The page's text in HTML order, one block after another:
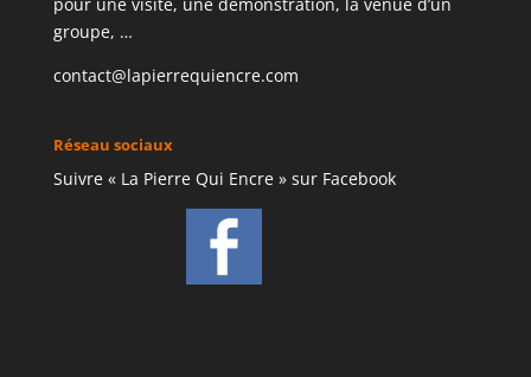
groupe, …
contact@lapierrequiencre.com
Réseau sociaux
Suivre « La Pierre Qui Encre » sur Facebook